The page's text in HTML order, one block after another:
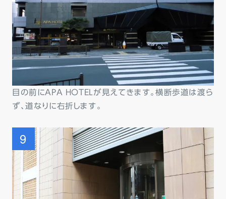
目の前にAPA HOTELが見えてきます。横断歩道は渡ら
ず、道なりに右折します。